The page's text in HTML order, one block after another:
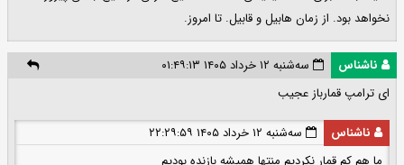
نخواهد بود. از زمان هابیل و قابیل. تا امروز.
ناشناس
سه‌شنبه ۱۲ خرداد ۱۴۰۵ ۰۱:۴۹:۱۳
ای ترامپ قمارباز عجیب
ناشناس
سه‌شنبه ۱۲ خرداد ۱۴۰۵ ۲۲:۲۹:۵۹
ما هم کم قمار نکردیم منتها همیشه بازنده بودیم